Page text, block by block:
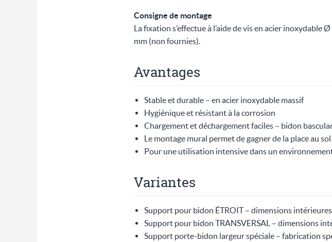
Consigne de montage
La fixation s’effectue à l’aide de vis en acier inoxydable
mm (non fournies).
Avantages
Stable et durable – en acier inoxydable massif
Hygiénique et résistant à la corrosion
Chargement et déchargement faciles – bidon
Le montage mural permet de gagner de la place au sol
Pour une utilisation intensive dans un
Variantes
Support pour bidon ÉTROIT – dimensions
Support pour bidon TRANSVERSAL – dimensions
Support porte-bidon largeur spéciale – fabrication